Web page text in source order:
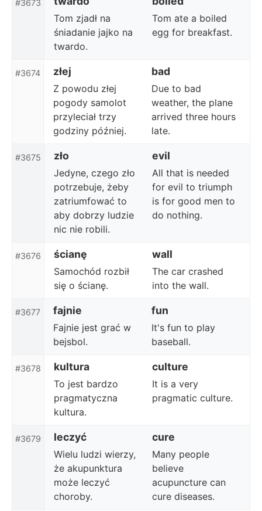
#3673
Tom zjadł na
śniadanie jajko na
twardo.
Tom ate a boiled
egg for breakfast.
#3674 złej bad
Z powodu złej
pogody samolot
przyleciał trzy
godziny później.
Due to bad
weather, the plane
arrived three hours
late.
#3675 zło evil
Jedyne, czego zło
potrzebuje, żeby
zatriumfować to
aby dobrzy ludzie
nic nie robili.
All that is needed
for evil to triumph
is for good men to
do nothing.
#3676 ścianę wall
Samochód rozbił
się o ścianę.
The car crashed
into the wall.
#3677 fajnie fun
Fajnie jest grać w
bejsbol.
It's fun to play
baseball.
#3678 kultura culture
To jest bardzo
pragmatyczna
kultura.
It is a very
pragmatic culture.
#3679 leczyć cure
Wielu ludzi wierzy,
że akupunktura
może leczyć
choroby.
Many people
believe
acupuncture can
cure diseases.